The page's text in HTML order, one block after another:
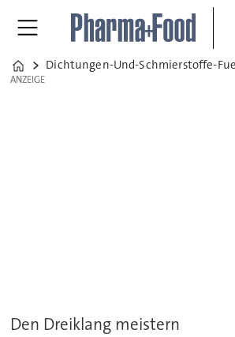
Home
Dichtungen-Und-Schmierstoffe-
ANZEIGE
ANZEIGE
Den Dreiklang meistern